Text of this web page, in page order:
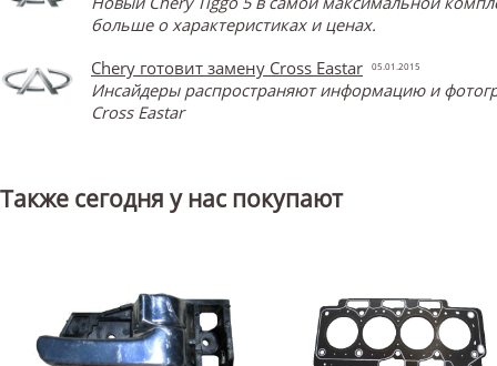
больше о характеристиках и ценах.
Chery готовит замену Cross Eastar
05.01.2015
Инсайдеры распространяют информацию и
Cross Eastar
Также сегодня у нас покупают